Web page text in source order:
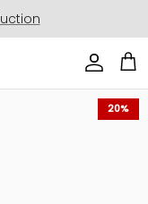
Compte
20%